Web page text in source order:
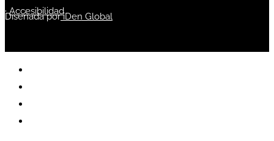
·Accesibilidad
Diseñada poriDen Global